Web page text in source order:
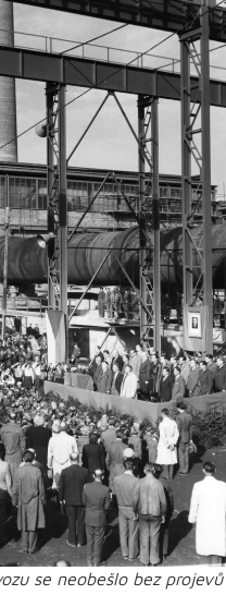
se neobešlo bez projevů